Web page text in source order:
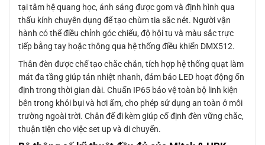
tại tâm hệ quang học, ánh sáng được gom và định hình qua
thấu kính chuyên dụng để tạo chùm tia sắc nét. Người vận
hành có thể điều chỉnh góc chiếu, độ hội tụ và màu sắc trực
tiếp bằng tay hoặc thông qua hệ thống điều khiển DMX512.
Thân đèn được chế tạo chắc chắn, tích hợp hệ thống quạt làm
mát đa tầng giúp tản nhiệt nhanh, đảm bảo LED hoạt động ổn
định trong thời gian dài. Chuẩn IP65 bảo vệ toàn bộ linh kiện
bên trong khỏi bụi và hơi ẩm, cho phép sử dụng an toàn ở môi
trường ngoài trời. Chân đế đi kèm giúp cố định đèn vững chắc,
thuận tiện cho việc set up và di chuyển.